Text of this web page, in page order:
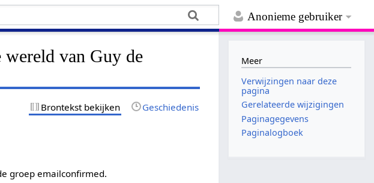
Anonieme gebruiker
van Guy de
Brontekst bekijken Geschiedenis
groep emailconfirmed.
Meer
Verwijzingen naar deze
pagina
Gerelateerde wijzigingen
Paginagegevens
Paginalogboek